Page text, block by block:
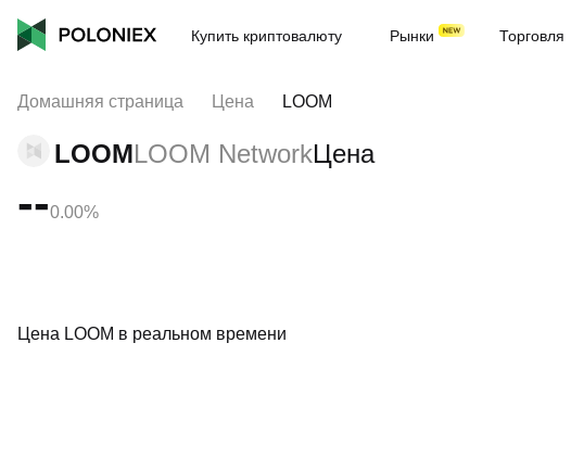
Купить криптовалюту Рынки Торговля
Домашняя страница Цена LOOM
LOOMLOOM NetworkЦена
--0.00%
Цена LOOM в реальном времени